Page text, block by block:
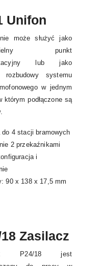
Unifon
może służyć jako
punkt
lub jako
rozbudowy systemu
w jednym
którym podłączone są
do 4 stacji bramowych
2 przekaźnikami
i
90 x 138 x 17,5 mm
Zasilacz
P24/18 jest